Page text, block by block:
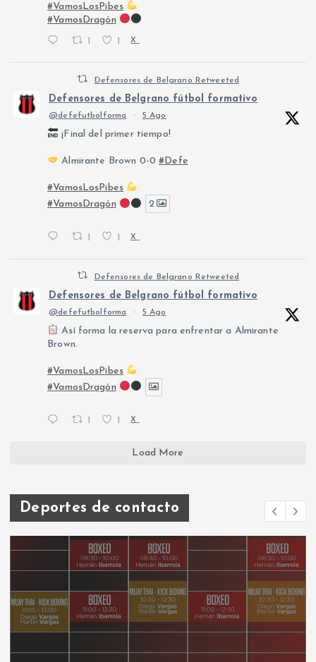
#VamosLosPibes
#VamosDragón
X
Defensores de Belgrano Retweeted
Defensores de Belgrano fútbol formativo
@defefutbolforma · 5 Ago
¡Final del primer tiempo!
Almirante Brown 0-0#Defe
#VamosLosPibes
#VamosDragón
2
1 1 X
Defensores de Belgrano Retweeted
Defensores de Belgrano fútbol formativo
@defefutbolforma · 5 Ago
Así forma la reserva para enfrentar a Almirante
Brown.
#VamosLosPibes
#VamosDragón
X
Load More
Deportes de contacto